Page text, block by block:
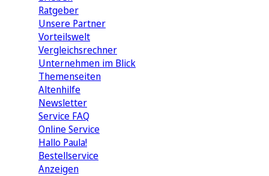
Ratgeber
Unsere Partner
Vorteilswelt
Vergleichsrechner
Unternehmen im Blick
Themenseiten
Altenhilfe
Newsletter
Service FAQ
Online Service
Hallo Paula!
Bestellservice
Anzeigen